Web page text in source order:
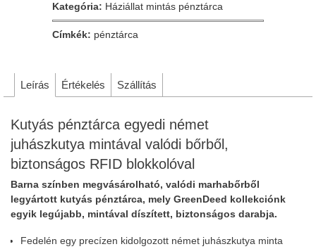
Kategória: Háziállat mintás pénztárca
Címkék: pénztárca
Leírás Értékelés Szállítás
Kutyás pénztárca egyedi német
juhászkutya mintával valódi bőrből,
biztonságos RFID blokkolóval
Barna színben megvásárolható, valódi marhabőrből
legyártott kutyás pénztárca, mely GreenDeed kollekciónk
egyik legújabb, mintával díszített, biztonságos darabja.
Fedelén egy precízen kidolgozott német juhászkutya minta